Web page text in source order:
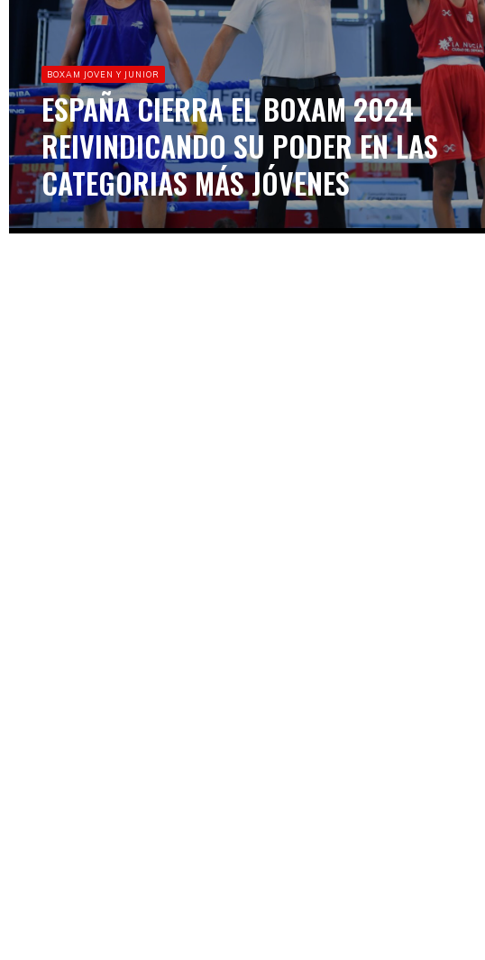
BOXAM JOVEN Y JUNIOR
ESPAÑA CIERRA EL BOXAM 2024
REIVINDICANDO SU PODER EN LAS
CATEGORIAS MÁS JÓVENES